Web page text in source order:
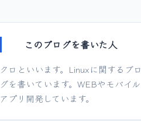
このブログを書いた人
クロといいます。Linuxに関するブロ
グを書いています。WEBやモバイル
アプリ開発しています。